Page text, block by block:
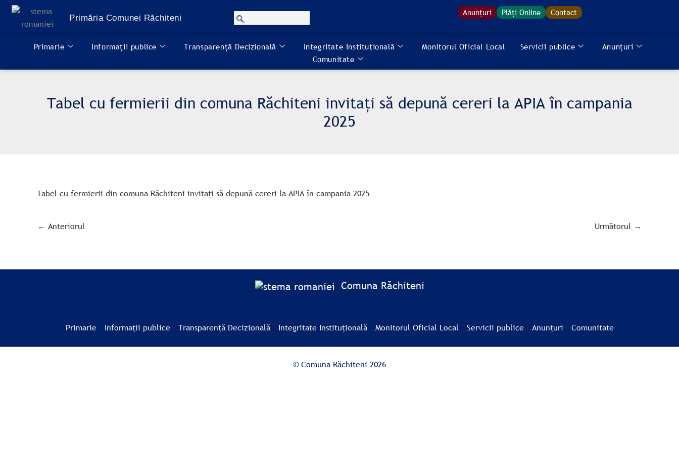
Treci
Primăria Comunei Răchiteni
Anunțuri Plăți Online Contact
Primarie Informații publice Transparență Decizională Integritate Instituțională Monitorul Oficial Local Servicii publice
Anunțuri
Comunitate
Tabel cu fermierii din comuna Răchiteni invitați să depună cereri la APIA în campania
2025
Tabel cu fermierii din comuna Răchiteni invitați să depună cereri la APIA în campania 2025
← Anteriorul Următorul →
Comuna Răchiteni
Primarie Informații publice Transparență Decizională Integritate Instituțională Monitorul Oficial Local Servicii publice Anunțuri Comunitate
© Comuna Răchiteni 2026